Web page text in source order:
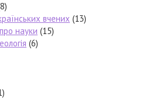
вчених (13)
науки (15)
(6)